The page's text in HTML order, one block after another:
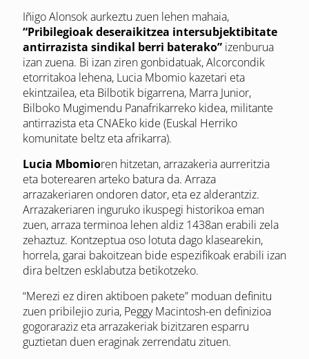
Iñigo Alonsok aurkeztu zuen lehen mahaia,
“Pribilegioak deseraikitzea intersubjektibitate
antirrazista sindikal berri baterako” izenburua
izan zuena. Bi izan ziren gonbidatuak, Alcorcondik
etorritakoa lehena, Lucia Mbomio kazetari eta
ekintzailea, eta Bilbotik bigarrena, Marra Junior,
Bilboko Mugimendu Panafrikarreko kidea, militante
antirrazista eta CNAEko kide (Euskal Herriko
komunitate beltz eta afrikarra).
Lucia Mbomioren hitzetan, arrazakeria aurreritzia
eta boterearen arteko batura da. Arraza
arrazakeriaren ondoren dator, eta ez alderantziz.
Arrazakeriaren inguruko ikuspegi historikoa eman
zuen, arraza terminoa lehen aldiz 1438an erabili zela
zehaztuz. Kontzeptua oso lotuta dago klasearekin,
horrela, garai bakoitzean bide espezifikoak erabili izan
dira beltzen esklabutza betikotzeko.
“Merezi ez diren aktiboen pakete” moduan definitu
zuen pribilejio zuria, Peggy Macintosh-en definizioa
gogoraraziz eta arrazakeriak bizitzaren esparru
guztietan duen eraginak zerrendatu zituen.